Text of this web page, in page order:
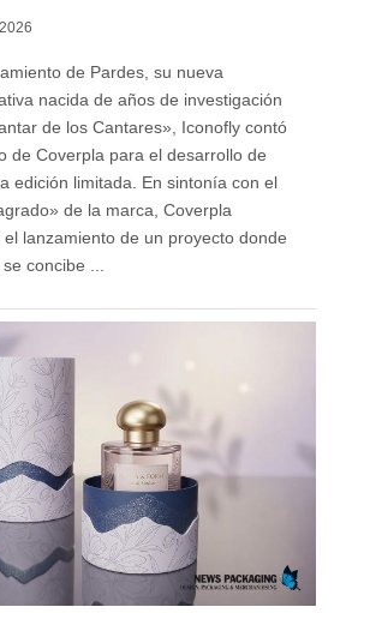
de Pardes, su nueva
nacida de años de investigación
de los Cantares», Iconofly contó
de Coverpla para el desarrollo de
edición limitada. En sintonía con el
de la marca, Coverpla
lanzamiento de un proyecto donde
concibe ...